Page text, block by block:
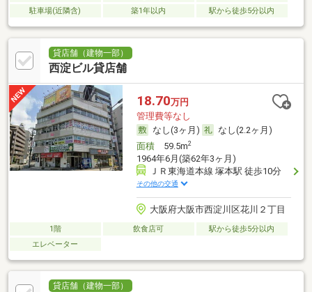
駐車場(近隣含)
築1年以内 駅から徒歩5分以内
貸店舗（建物一部）
西淀ビル貸店舗
18.70万円
管理費等なし
なし(3ヶ月)
なし(2.2ヶ月)
面積59.5m2
1964年6月(築62年3ヶ月)
ＪＲ東海道本線 塚本駅 徒歩10分
その他の交通
大阪府大阪市西淀川区花川２丁目
1階 飲食店可
駅から徒歩5分以内
エレベーター
貸店舗（建物一部）